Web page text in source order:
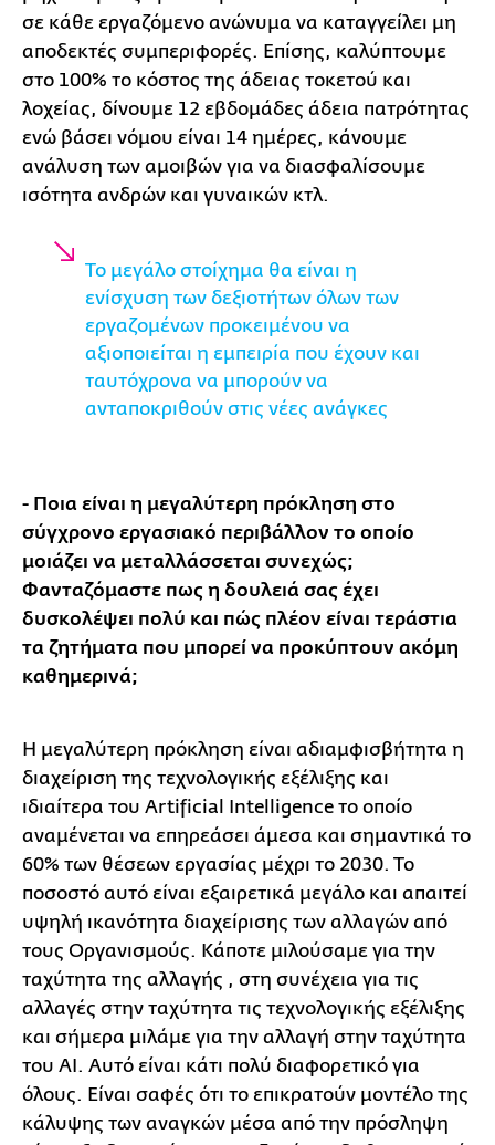
σε κάθε εργαζόμενο ανώνυμα να καταγγείλει μη
αποδεκτές συμπεριφορές. Επίσης, καλύπτουμε
στο 100% το κόστος της άδειας τοκετού και
λοχείας, δίνουμε 12 εβδομάδες άδεια πατρότητας
ενώ βάσει νόμου είναι 14 ημέρες, κάνουμε
ανάλυση των αμοιβών για να διασφαλίσουμε
ισότητα ανδρών και γυναικών κτλ.
Το μεγάλο στοίχημα θα είναι η
ενίσχυση των δεξιοτήτων όλων των
εργαζομένων προκειμένου να
αξιοποιείται η εμπειρία που έχουν και
ταυτόχρονα να μπορούν να
ανταποκριθούν στις νέες ανάγκες
- Ποια είναι η μεγαλύτερη πρόκληση στο
σύγχρονο εργασιακό περιβάλλον το οποίο
μοιάζει να μεταλλάσσεται συνεχώς;
Φανταζόμαστε πως η δουλειά σας έχει
δυσκολέψει πολύ και πώς πλέον είναι τεράστια
τα ζητήματα που μπορεί να προκύπτουν ακόμη
καθημερινά;
Η μεγαλύτερη πρόκληση είναι αδιαμφισβήτητα η
διαχείριση της τεχνολογικής εξέλιξης και
ιδιαίτερα του Αrtificial Intelligence το οποίο
αναμένεται να επηρεάσει άμεσα και σημαντικά το
60% των θέσεων εργασίας μέχρι το 2030. Το
ποσοστό αυτό είναι εξαιρετικά μεγάλο και απαιτεί
υψηλή ικανότητα διαχείρισης των αλλαγών από
τους Οργανισμούς. Κάποτε μιλούσαμε για την
ταχύτητα της αλλαγής , στη συνέχεια για τις
αλλαγές στην ταχύτητα τις τεχνολογικής εξέλιξης
και σήμερα μιλάμε για την αλλαγή στην ταχύτητα
του ΑΙ. Αυτό είναι κάτι πολύ διαφορετικό για
όλους. Είναι σαφές ότι το επικρατούν μοντέλο της
κάλυψης των αναγκών μέσα από την πρόσληψη